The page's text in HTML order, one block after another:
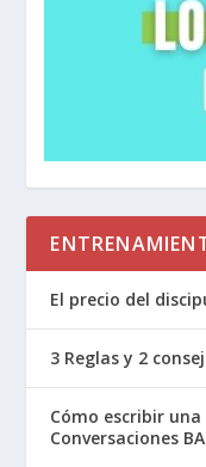
El precio del
3 Reglas y 2
Cómo escribir
Conversaciones